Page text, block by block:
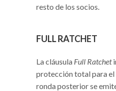
resto de los socios.
FULL RATCHET
La cláusula Full Ratchet
protección total para el
ronda posterior se